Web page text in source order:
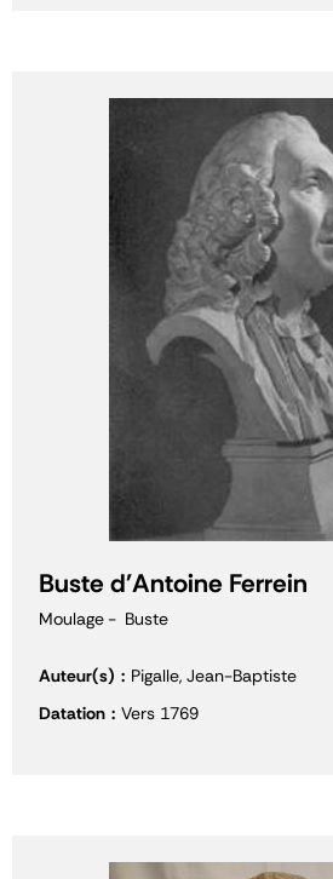
Buste d'Antoine Ferrein
Moulage Buste
Auteur(s)
Pigalle, Jean-Baptiste
Datation
Vers 1769